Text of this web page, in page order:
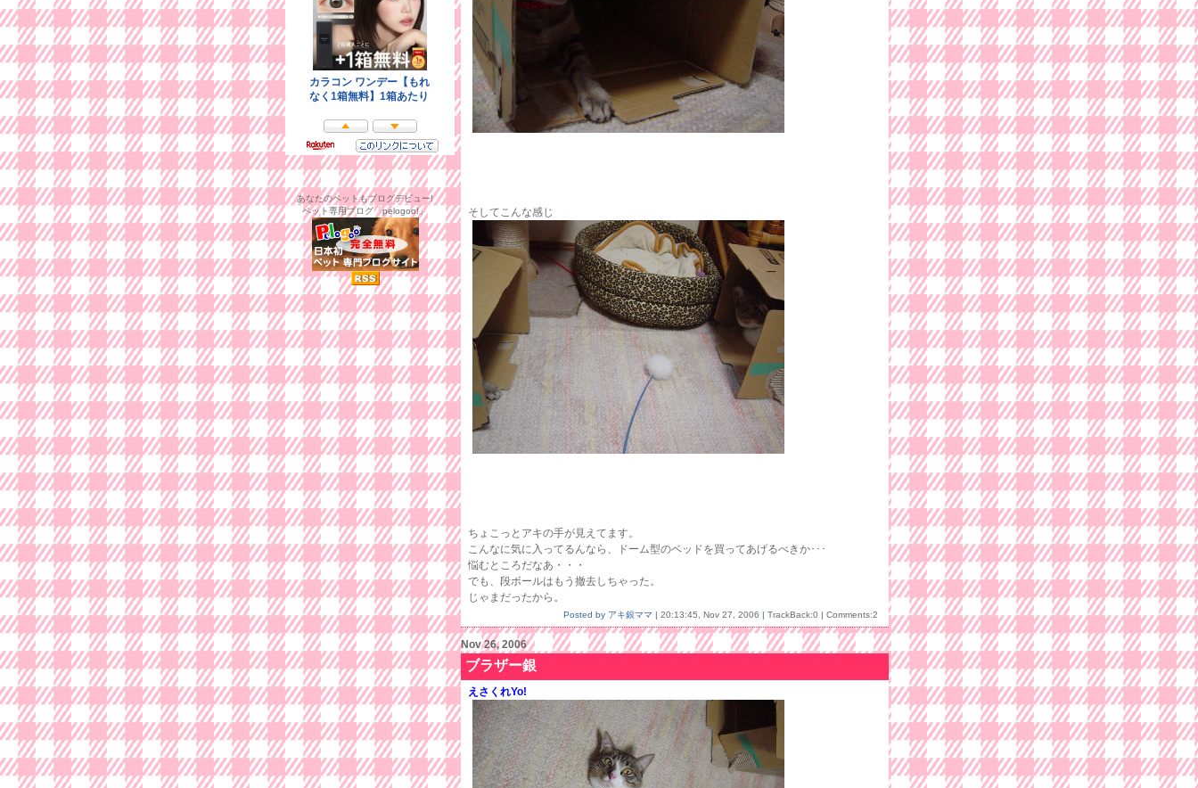
あなたのペットもブログデビュー!
ペット専用ブログ「pelogoo!」
そしてこんな感じ
ちょこっとアキの手が見えてます。
こんなに気に入ってるんなら、ドーム型のベッドを買ってあげるべきか･･･
悩むところだなあ・・・
でも、段ボールはもう撤去しちゃった。
じゃまだったから。
Posted by アキ銀ママ | 20:13:45, Nov 27, 2006 | TrackBack:0 | Comments:2
Nov 26, 2006
ブラザー銀
えさくれYo!